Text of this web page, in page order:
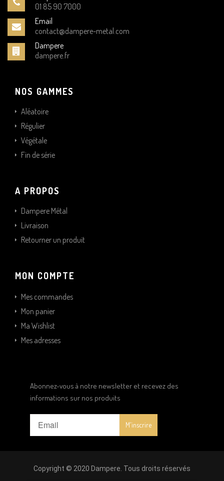
01 85 90 7000
Email
contact@dampere-metal.com
Dampere
dampere.fr
NOS GAMMES
Aléatoire
Régulier
Végétale
Fin de série
A PROPOS
Dampere Métal
Livraison
Retourner un produit
MON COMPTE
Mes commandes
Mon panier
Ma Wishlist
Mes adresses
Abonnez-vous à notre newsletter et recevez des
informations sur nos produits
Copyright © 2020 Dampere. Tous droits réservés